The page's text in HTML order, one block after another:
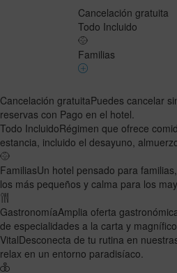
Cancelación gratuita
Todo Incluido
Familias
Cancelación gratuitaPuedes cancelar
reservas con Pago en el hotel.
Todo IncluidoRégimen que ofrece
estancia, incluido el desayuno,
FamiliasUn hotel pensado para
los más pequeños y calma para los
GastronomíaAmplia oferta
de especialidades a la carta y
VitalDesconecta de tu rutina en
relax en un entorno paradisíaco.